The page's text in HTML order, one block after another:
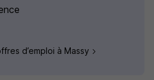
d’emploi à Massy